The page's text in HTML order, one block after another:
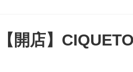
開店】